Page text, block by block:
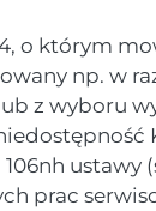
o którym
np. w
z wyboru
ustawy
prac